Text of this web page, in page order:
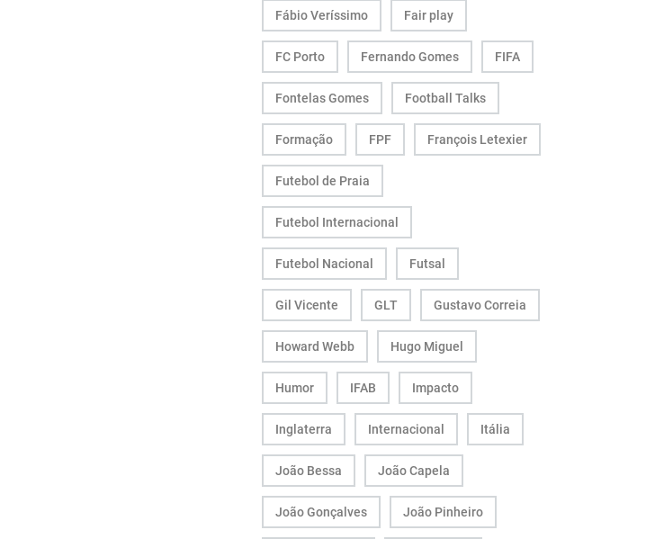
Fábio Veríssimo Fair play
FC Porto Fernando Gomes FIFA
Fontelas Gomes Football Talks
Formação FPF François Letexier
Futebol de Praia
Futebol Internacional
Futebol Nacional Futsal
Gil Vicente GLT Gustavo Correia
Howard Webb Hugo Miguel
Humor IFAB Impacto
Inglaterra Internacional Itália
João Bessa João Capela
João Gonçalves João Pinheiro